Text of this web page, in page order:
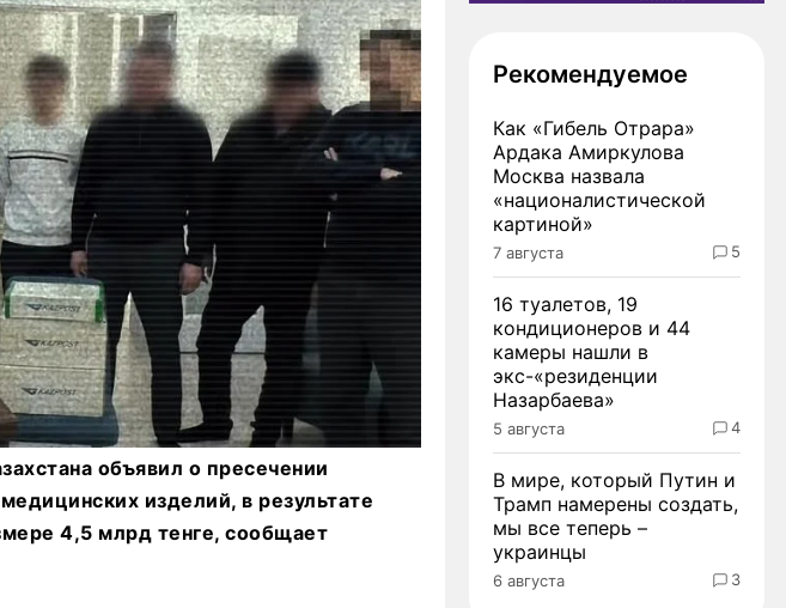
объявил о пресечении
изделий, в результате
4,5 млрд тенге, сообщает
Рекомендуемое
Как «Гибель Отрара»
Ардака Амиркулова
Москва назвала
«националистической
картиной»
7 августа 5
16 туалетов, 19
кондиционеров и 44
камеры нашли в
экс-«резиденции
Назарбаева»
5 августа 4
В мире, который Путин и
Трамп намерены создать,
мы все теперь –
украинцы
6 августа 3